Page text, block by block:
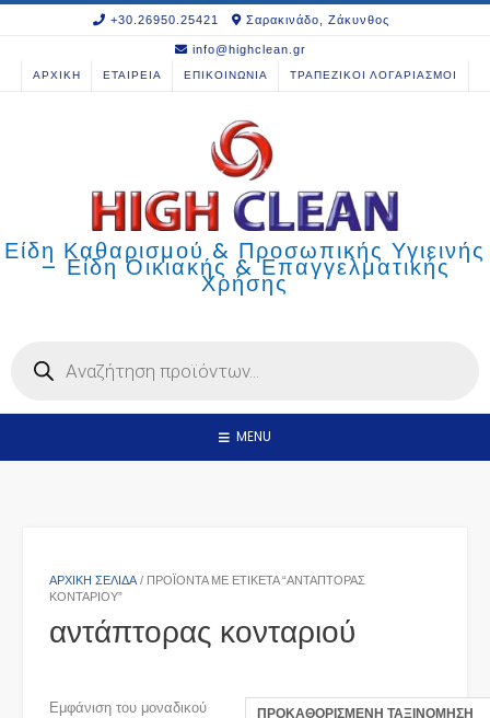
+30.26950.25421 Σαρακινάδο, Ζάκυνθος
info@highclean.gr
ΑΡΧΙΚΗ ΕΤΑΙΡΕΙΑ ΕΠΙΚΟΙΝΩΝΙΑ ΤΡΑΠΕΖΙΚΟΙ ΛΟΓΑΡΙΑΣΜΟΙ
Είδη Καθαρισμού & Προσωπικής Υγιεινής
– Είδη Οικιακής & Επαγγελματικής
Χρήσης
search
MENU
ΑΡΧΙΚΉ ΣΕΛΊΔΑ / ΠΡΟΪΌΝΤΑ ΜΕ ΕΤΙΚΈΤΑ “ΑΝΤΆΠΤΟΡΑΣ
ΚΟΝΤΑΡΙΟΎ”
αντάπτορας κονταριού
Εμφάνιση του μοναδικού